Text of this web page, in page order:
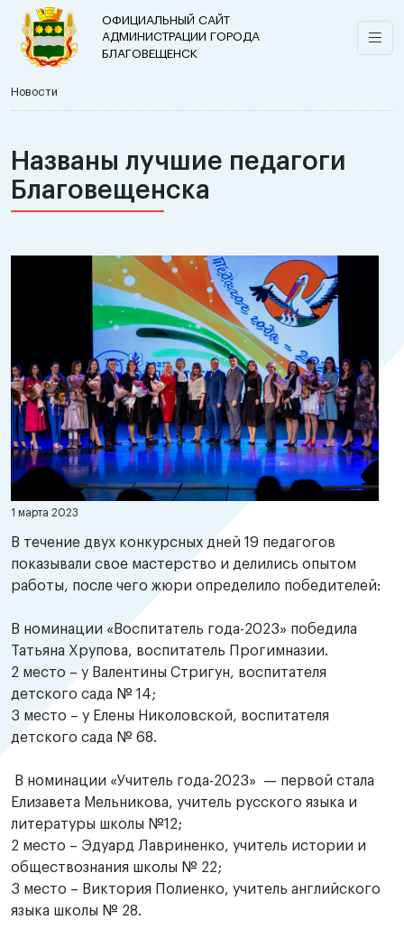
ОФИЦИАЛЬНЫЙ САЙТ
АДМИНИСТРАЦИИ ГОРОДА
БЛАГОВЕЩЕНСК
Новости
Названы лучшие педагоги
Благовещенска
1 марта 2023
В течение двух конкурсных дней 19 педагогов
показывали свое мастерство и делились опытом
работы, после чего жюри определило победителей:
В номинации «Воспитатель года-2023» победила
Татьяна Хрупова, воспитатель Прогимназии.
2 место – у Валентины Стригун, воспитателя
детского сада № 14;
3 место – у Елены Николовской, воспитателя
детского сада № 68.
В номинации «Учитель года-2023» — первой стала
Елизавета Мельникова, учитель русского языка и
литературы школы №12;
2 место – Эдуард Лавриненко, учитель истории и
обществознания школы № 22;
3 место – Виктория Полиенко, учитель английского
языка школы № 28.